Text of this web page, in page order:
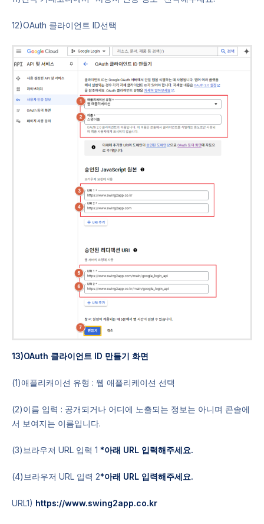
12)OAuth 클라이언트 ID선택
13)OAuth 클라이언트 ID 만들기 화면
(1)애플리캐이션 유형 : 웹 애플리케이션 선택
(2)이름 입력 : 공개되거나 어디에 노출되는 정보는 아니며 콘솔에
서 보여지는 이름입니다.
(3)브라우저 URL 입력 1 *아래 URL 입력해주세요.
(4)브라우저 URL 입력 2*아래 URL 입력해주세요.
URL1) https://www.swing2app.co.kr